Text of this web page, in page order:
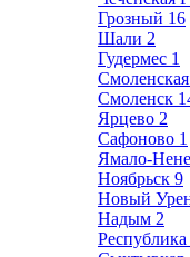
Грозный 16
Шали 2
Гудермес 1
Смоленская
Смоленск
Ярцево 2
Сафоново 1
Ямало-
Ноябрьск 9
Новый
Надым 2